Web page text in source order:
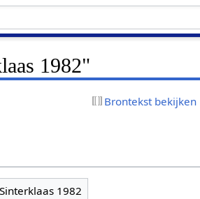
1982"
Brontekst bekijken
1982